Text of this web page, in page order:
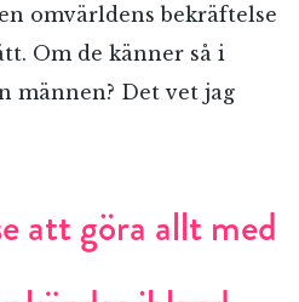
omvärldens bekräftelse
Om de känner så i
männen? Det vet jag
att göra allt med